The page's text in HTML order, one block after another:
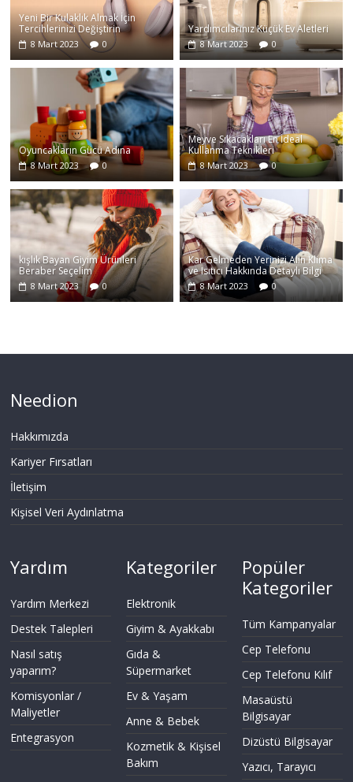
Yeni Bir Kulaklık Almak İçin
Tercihlerinizi Değiştirin
8 Mart 2023 0
Yardımcılarınız Küçük Ev Aletleri
8 Mart 2023 0
Oyuncakların Gücü Adına
8 Mart 2023 0
Meyve Sıkacakları En İdeal
Kullanma Teknikleri
8 Mart 2023 0
kışlık Bayan Giyim Ürünleri
Beraber Seçelim
8 Mart 2023 0
Kar Gelmeden Yerinizi Alın Klima
ve Isıtıcı Hakkında Detaylı Bilgi
8 Mart 2023 0
Needion
Hakkımızda
Kariyer Fırsatları
İletişim
Kişisel Veri Aydınlatma
Yardım
Yardım Merkezi
Destek Talepleri
Nasıl satış
yaparım?
Komisyonlar /
Maliyetler
Entegrasyon
Kategoriler
Elektronik
Giyim & Ayakkabı
Gıda &
Süpermarket
Ev & Yaşam
Anne & Bebek
Kozmetik & Kişisel
Bakım
Popüler
Kategoriler
Tüm Kampanyalar
Cep Telefonu
Cep Telefonu Kılıf
Masaüstü
Bilgisayar
Dizüstü Bilgisayar
Yazıcı, Tarayıcı